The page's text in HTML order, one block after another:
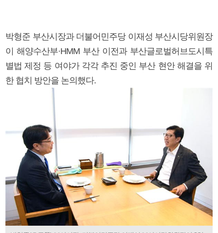
박형준 부산시장과 더불어민주당 이재성 부산시당위원장
이 해양수산부·HMM 부산 이전과 부산글로벌허브도시특
별법 제정 등 여야가 각각 추진 중인 부산 현안 해결을 위
한 협치 방안을 논의했다.